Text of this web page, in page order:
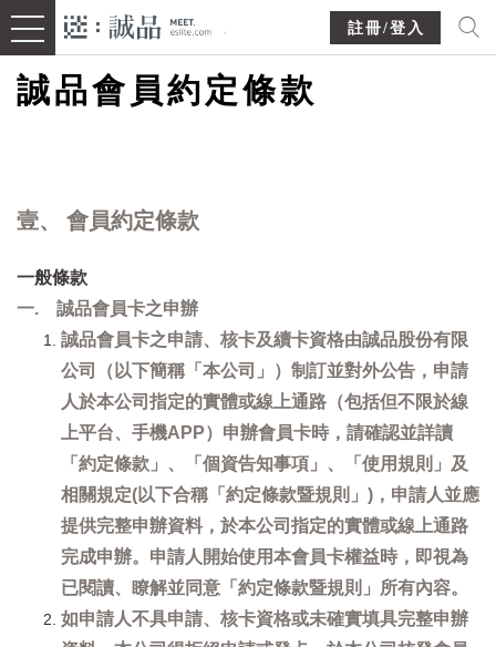
註冊/登入
誠品會員約定條款
壹、 會員約定條款
一般條款
一. 誠品會員卡之申辦
誠品會員卡之申請、核卡及續卡資格由誠品股份有限
公司（以下簡稱「本公司」）制訂並對外公告，申請
人於本公司指定的實體或線上通路（包括但不限於線
上平台、手機APP）申辦會員卡時，請確認並詳讀
「約定條款」、「個資告知事項」、「使用規則」及
相關規定(以下合稱「約定條款暨規則」)，申請人並應
提供完整申辦資料，於本公司指定的實體或線上通路
完成申辦。申請人開始使用本會員卡權益時，即視為
已閱讀、瞭解並同意「約定條款暨規則」所有內容。
如申請人不具申請、核卡資格或未確實填具完整申辦